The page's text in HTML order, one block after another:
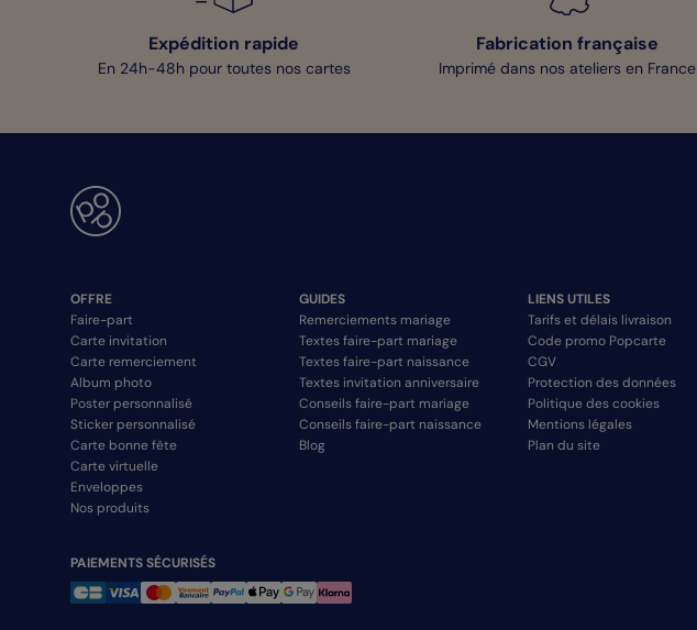
Expédition rapide
En 24h-48h pour toutes nos cartes
Fabrication française
Imprimé dans nos ateliers en France
OFFRE
Faire-part
Carte invitation
Carte remerciement
Album photo
Poster personnalisé
Sticker personnalisé
Carte bonne fête
Carte virtuelle
Enveloppes
Nos produits
GUIDES
Remerciements mariage
Textes faire-part mariage
Textes faire-part naissance
Textes invitation anniversaire
Conseils faire-part mariage
Conseils faire-part naissance
Blog
LIENS UTILES
Tarifs et délais livraison
Code promo Popcarte
CGV
Protection des données
Politique des cookies
Mentions légales
Plan du site
PAIEMENTS SÉCURISÉS